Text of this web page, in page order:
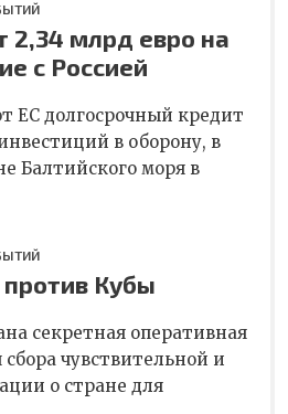
2,34 млрд евро на
с Россией
ЕС долгосрочный кредит
в оборону, в
Балтийского моря в
Кубы
секретная оперативная
сбора чувствительной и
о стране для